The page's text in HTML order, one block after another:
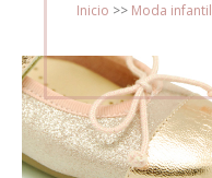
Inicio >> Moda infantil